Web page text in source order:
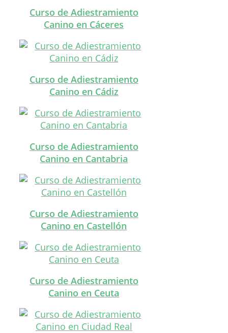
Curso de Adiestramiento
Canino en Cáceres
Curso de Adiestramiento
Canino en Cádiz
Curso de Adiestramiento
Canino en Cantabria
Curso de Adiestramiento
Canino en Castellón
Curso de Adiestramiento
Canino en Ceuta